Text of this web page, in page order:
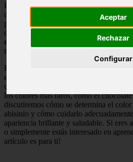
Aceptar
Rechazar
Configurar
El gato abisinio es una de las razas más
domésticos y se caracteriza por su
por su aspecto elegante y atlético.
distintiva, los gatos abisinios también se
de colores
de pelaje. Estos colores
tonos cálidos y fríos, lo que les da una
Exploraremos los diferentes colores de
encontrar en los gatos abisinios.
comunes, como el sorrel, el azul y el
los colores más raros, como el
discutiremos cómo se determina el
abisinio y cómo cuidarlo
apariencia brillante y saludable. Si eres
o simplemente estás interesado en
artículo es para ti!